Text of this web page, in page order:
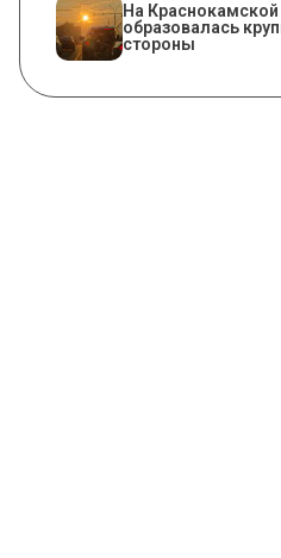
На
образовалась
стороны